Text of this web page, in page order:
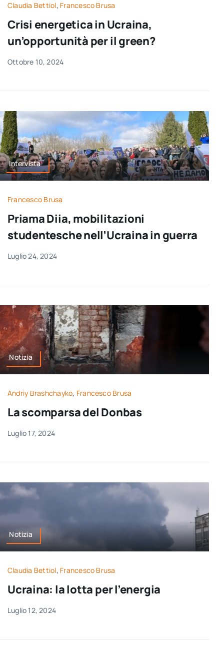
Claudia Bettiol, Francesco Brusa
Crisi energetica in Ucraina,
un’opportunità per il green?
Ottobre 10, 2024
Intervista
Francesco Brusa
Priama Diia, mobilitazioni
studentesche nell’Ucraina in guerra
Luglio 24, 2024
Notizia
Andriy Brashchayko, Francesco Brusa
La scomparsa del Donbas
Luglio 17, 2024
Notizia
Claudia Bettiol, Francesco Brusa
Ucraina: la lotta per l’energia
Luglio 12, 2024